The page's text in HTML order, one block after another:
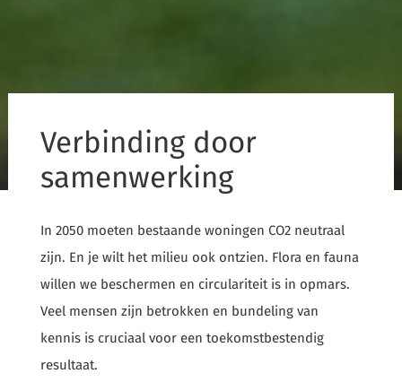
Verbinding door
samenwerking
In 2050 moeten bestaande woningen CO2 neutraal
zijn. En je wilt het milieu ook ontzien. Flora en fauna
willen we beschermen en circulariteit is in opmars.
Veel mensen zijn betrokken en bundeling van
kennis is cruciaal voor een toekomstbestendig
resultaat.